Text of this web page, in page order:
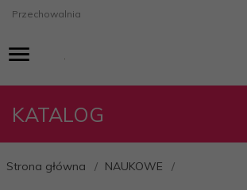
Przechowalnia
KATALOG
Strona główna NAUKOWE